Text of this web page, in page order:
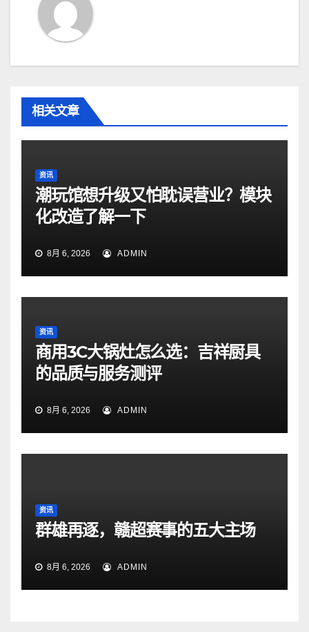
相关文章
资讯
潮玩馆想升级又怕耽误营业？模块
化改造了解一下
8月 6, 2026 ADMIN
资讯
商用3C大锅灶怎么选：吉祥厨具
的品质与服务测评
8月 6, 2026 ADMIN
资讯
群雄再逐，赣超赛事的五大主场
8月 6, 2026 ADMIN